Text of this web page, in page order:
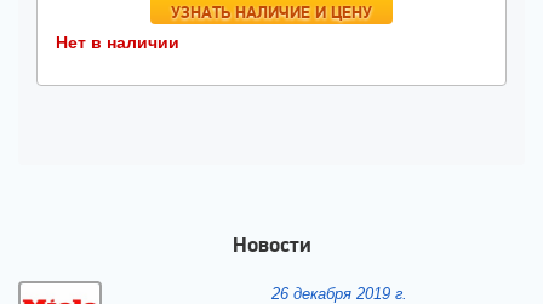
УЗНАТЬ НАЛИЧИЕ И ЦЕНУ
Нет в наличии
Новости
26 декабря 2019 г.